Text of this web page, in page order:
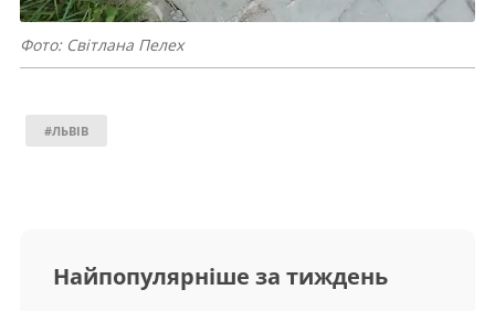
Фото: Світлана Пелех
#ЛЬВІВ
Найпопулярніше за тиждень